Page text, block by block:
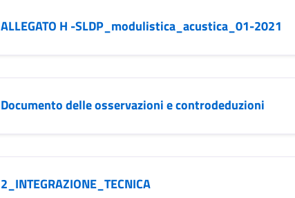
ALLEGATO H -SLDP_modulistica_acustica_01-2021
Documento delle osservazioni e controdeduzioni
2_INTEGRAZIONE_TECNICA